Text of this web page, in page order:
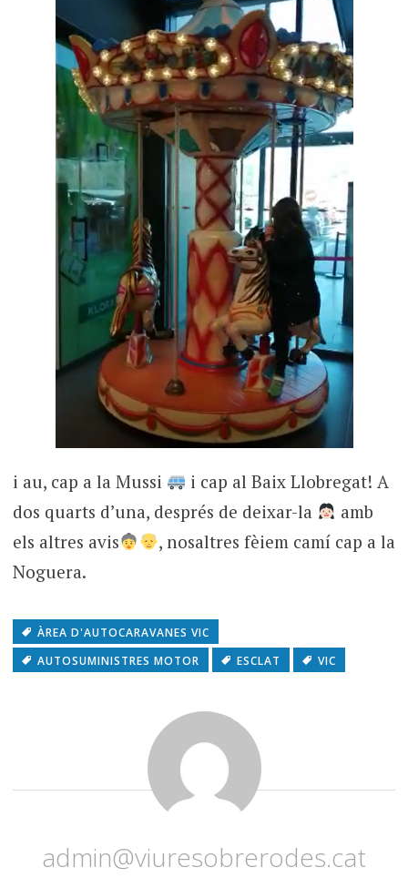
i au, cap a la Mussi
i cap al Baix Llobregat! A
dos quarts d’una, després de deixar-la
amb
els altres avis
, nosaltres fèiem camí cap a la
Noguera.
ÀREA D'AUTOCARAVANES VIC
AUTOSUMINISTRES MOTOR
ESCLAT VIC
admin@viuresobrerodes.cat